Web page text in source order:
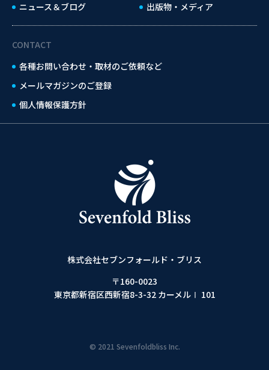
株式会社セブンフォールド・ブリス
〒160-0023
東京都新宿区西新宿8-3-32 カーメルⅠ 101
ニュース＆ブログ
出版物・メディア
CONTACT
各種お問い合わせ・取材のご依頼など
メールマガジンのご登録
個人情報保護方針
© 2021 Sevenfoldbliss Inc.